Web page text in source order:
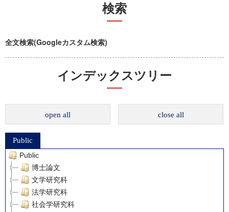
検索
全文検索(Googleカスタム検索)
インデックスツリー
open all close all
Public
Public
博士論文
文学研究科
法学研究科
社会学研究科